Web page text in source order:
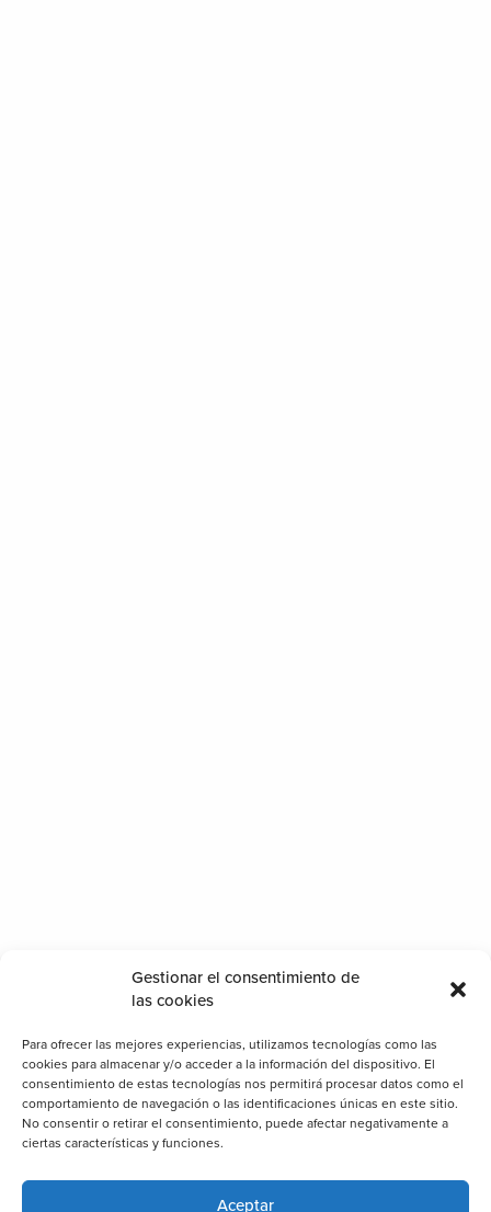
Gestionar el consentimiento de
las cookies
Para ofrecer las mejores experiencias, utilizamos tecnologías como las
cookies para almacenar y/o acceder a la información del dispositivo. El
consentimiento de estas tecnologías nos permitirá procesar datos como el
comportamiento de navegación o las identificaciones únicas en este sitio.
No consentir o retirar el consentimiento, puede afectar negativamente a
ciertas características y funciones.
Aceptar